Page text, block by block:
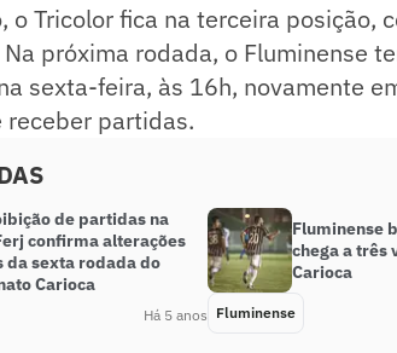
o Tricolor fica na terceira posição,
próxima rodada, o Fluminense
sexta-feira, às 16h, novamente
receber partidas.
de partidas na
confirma alterações
da sexta rodada do
Carioca
Há 5 anos
Fluminense
chega a três
Carioca
Fluminense